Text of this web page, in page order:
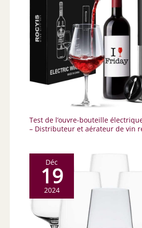
Test de l’ouvre-bouteille
– Distributeur et aérateur de vin
Déc
19
2024